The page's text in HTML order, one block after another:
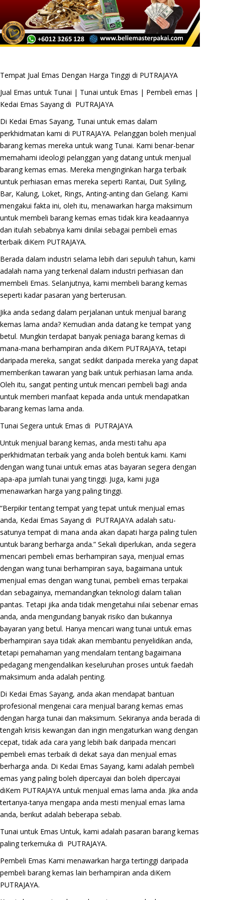
Tempat Jual Emas Dengan Harga Tinggi di PUTRAJAYA
Jual Emas untuk Tunai | Tunai untuk Emas | Pembeli emas |
Kedai Emas Sayang di PUTRAJAYA
Di Kedai Emas Sayang, Tunai untuk emas dalam
perkhidmatan kami di PUTRAJAYA. Pelanggan boleh menjual
barang kemas mereka untuk wang Tunai. Kami benar-benar
memahami ideologi pelanggan yang datang untuk menjual
barang kemas emas. Mereka menginginkan harga terbaik
untuk perhiasan emas mereka seperti Rantai, Duit Syiling,
Bar, Kalung, Loket, Rings, Anting-anting dan Gelang. Kami
mengakui fakta ini, oleh itu, menawarkan harga maksimum
untuk membeli barang kemas emas tidak kira keadaannya
dan itulah sebabnya kami dinilai sebagai pembeli emas
terbaik diKem PUTRAJAYA.
Berada dalam industri selama lebih dari sepuluh tahun, kami
adalah nama yang terkenal dalam industri perhiasan dan
membeli Emas. Selanjutnya, kami membeli barang kemas
seperti kadar pasaran yang berterusan.
Jika anda sedang dalam perjalanan untuk menjual barang
kemas lama anda? Kemudian anda datang ke tempat yang
betul. Mungkin terdapat banyak peniaga barang kemas di
mana-mana berhampiran anda diKem PUTRAJAYA, tetapi
daripada mereka, sangat sedikit daripada mereka yang dapat
memberikan tawaran yang baik untuk perhiasan lama anda.
Oleh itu, sangat penting untuk mencari pembeli bagi anda
untuk memberi manfaat kepada anda untuk mendapatkan
barang kemas lama anda.
Tunai Segera untuk Emas di PUTRAJAYA
Untuk menjual barang kemas, anda mesti tahu apa
perkhidmatan terbaik yang anda boleh bentuk kami. Kami
dengan wang tunai untuk emas atas bayaran segera dengan
apa-apa jumlah tunai yang tinggi. Juga, kami juga
menawarkan harga yang paling tinggi.
“Berpikir tentang tempat yang tepat untuk menjual emas
anda, Kedai Emas Sayang di PUTRAJAYA adalah satu-
satunya tempat di mana anda akan dapati harga paling tulen
untuk barang berharga anda.” Sekali diperlukan, anda segera
mencari pembeli emas berhampiran saya, menjual emas
dengan wang tunai berhampiran saya, bagaimana untuk
menjual emas dengan wang tunai, pembeli emas terpakai
dan sebagainya, memandangkan teknologi dalam talian
pantas. Tetapi jika anda tidak mengetahui nilai sebenar emas
anda, anda mengundang banyak risiko dan bukannya
bayaran yang betul. Hanya mencari wang tunai untuk emas
berhampiran saya tidak akan membantu penyelidikan anda,
tetapi pemahaman yang mendalam tentang bagaimana
pedagang mengendalikan keseluruhan proses untuk faedah
maksimum anda adalah penting.
Di Kedai Emas Sayang, anda akan mendapat bantuan
profesional mengenai cara menjual barang kemas emas
dengan harga tunai dan maksimum. Sekiranya anda berada di
tengah krisis kewangan dan ingin mengaturkan wang dengan
cepat, tidak ada cara yang lebih baik daripada mencari
pembeli emas terbaik di dekat saya dan menjual emas
berharga anda. Di Kedai Emas Sayang, kami adalah pembeli
emas yang paling boleh dipercayai dan boleh dipercayai
diKem PUTRAJAYA untuk menjual emas lama anda. Jika anda
tertanya-tanya mengapa anda mesti menjual emas lama
anda, berikut adalah beberapa sebab.
Tunai untuk Emas Untuk, kami adalah pasaran barang kemas
paling terkemuka di PUTRAJAYA.
Pembeli Emas Kami menawarkan harga tertinggi daripada
pembeli barang kemas lain berhampiran anda diKem
PUTRAJAYA.